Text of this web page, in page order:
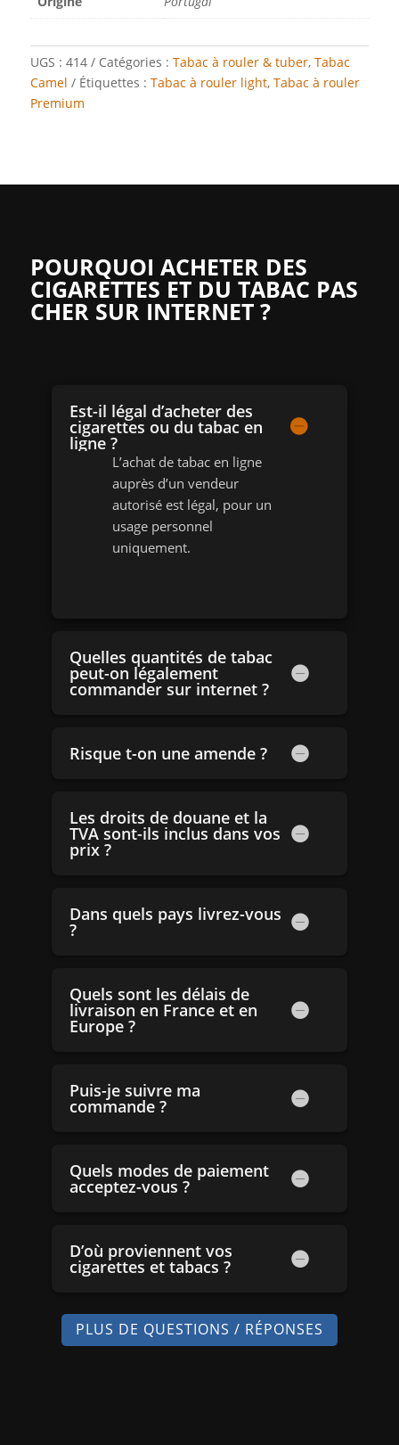
UGS : 414 Catégories : Tabac à rouler & tuber, Tabac
Camel
Étiquettes : Tabac à rouler light, Tabac à rouler
Premium
POURQUOI ACHETER DES
CIGARETTES ET DU TABAC PAS
CHER SUR INTERNET ?
Est-il légal d’acheter des
cigarettes ou du tabac en
ligne ?
L’achat de tabac en ligne
auprès d’un vendeur
autorisé est légal, pour un
usage personnel
uniquement.
Quelles quantités de tabac
peut-on légalement
commander sur internet ?
Risque t-on une amende ?
Les droits de douane et la
TVA sont-ils inclus dans vos
prix ?
Dans quels pays livrez-vous
?
Quels sont les délais de
livraison en France et en
Europe ?
Puis-je suivre ma
commande ?
Quels modes de paiement
acceptez-vous ?
D’où proviennent vos
cigarettes et tabacs ?
PLUS DE QUESTIONS / RÉPONSES